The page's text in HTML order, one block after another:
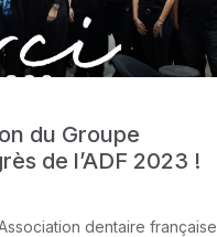
du Groupe
de l’ADF 2023 !
dentaire française